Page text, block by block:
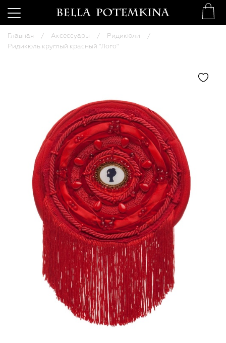
Главная Аксессуары
Ридикюли
Ридикюль круглый красный "Лого"